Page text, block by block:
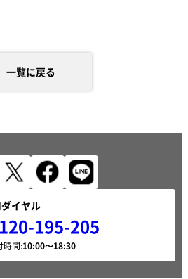
一覧に戻る
イヤル
195-205
時間: